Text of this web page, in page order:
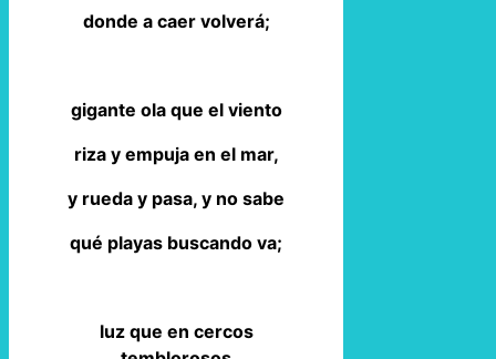
donde a caer volverá;
gigante ola que el viento
riza y empuja en el mar,
y rueda y pasa, y no sabe
qué playas buscando va;
luz que en cercos